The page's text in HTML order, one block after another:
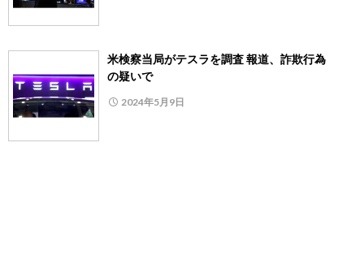
米検察当局がテスラを調査 報道、詐欺行為
の疑いで
2024年5月9日